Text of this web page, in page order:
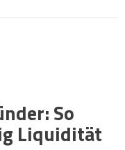
So
Liquidität